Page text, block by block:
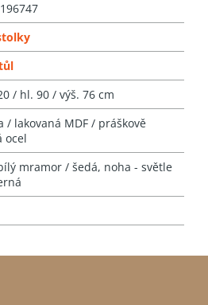
/ hl. 90 / výš. 76 cm
/ lakovaná MDF / práškově
ocel
mramor / šedá, noha - světle